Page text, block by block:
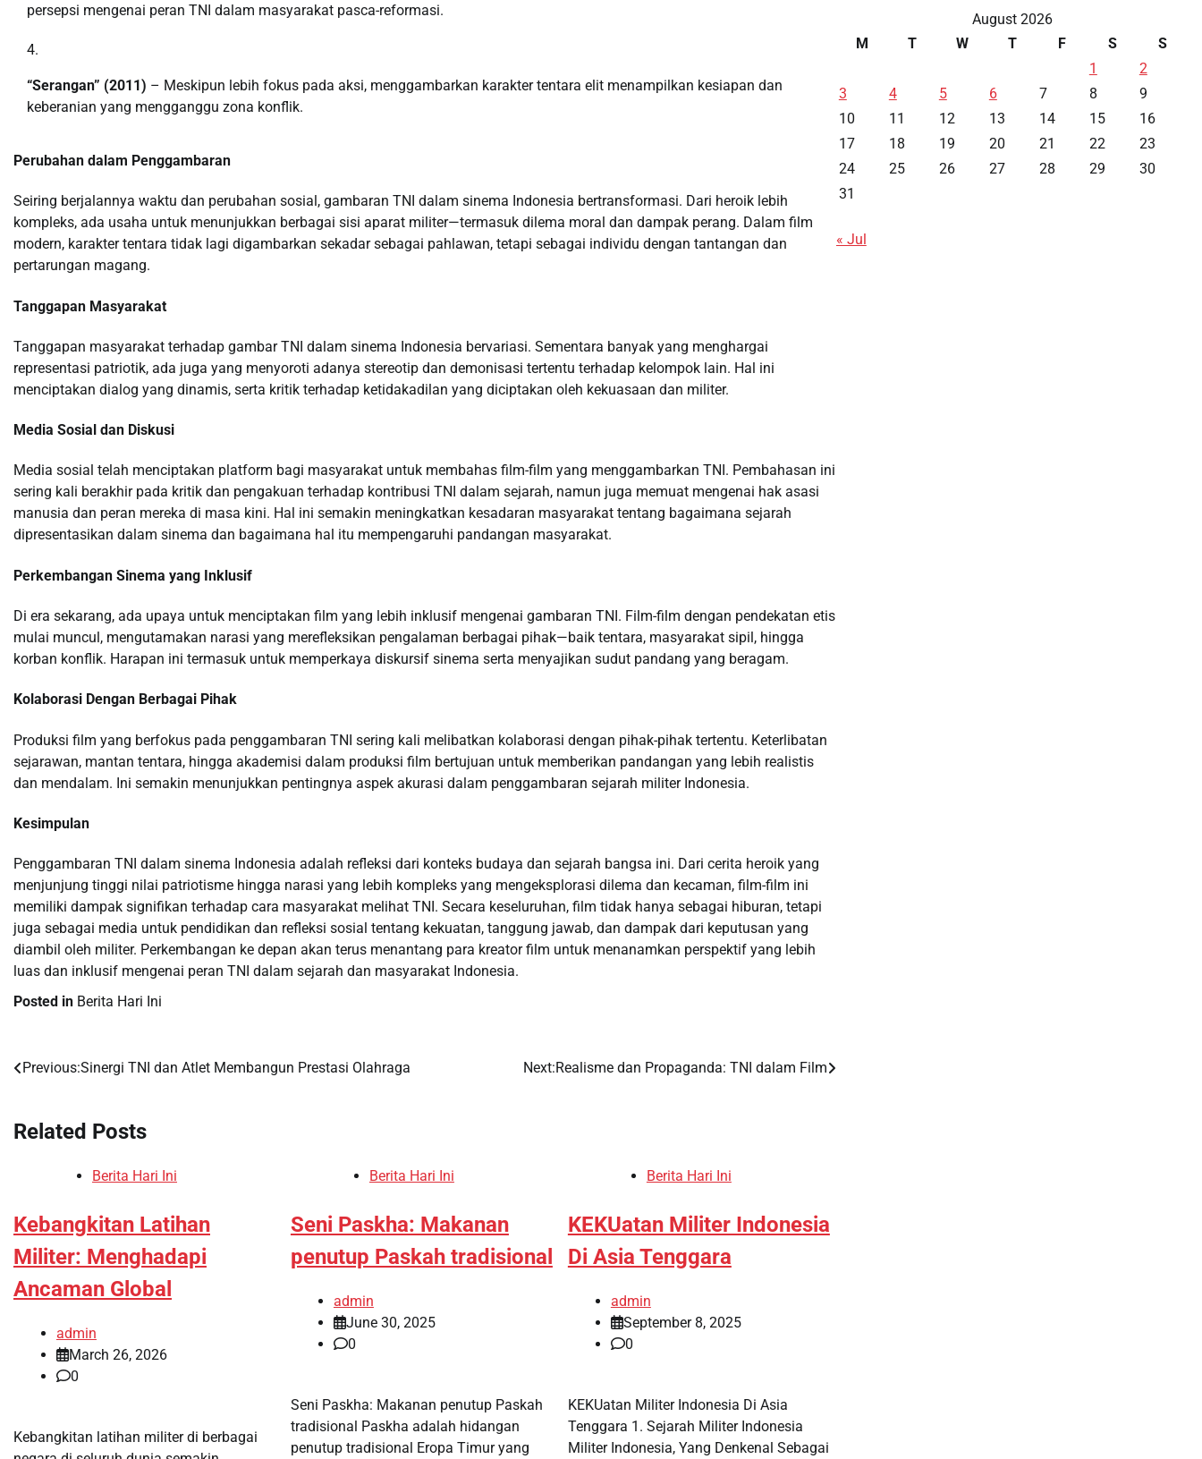
persepsi mengenai peran TNI dalam masyarakat pasca-reformasi.
“Serangan” (2011) – Meskipun lebih fokus pada aksi, menggambarkan karakter tentara elit menampilkan kesiapan dan
keberanian yang mengganggu zona konflik.
Perubahan dalam Penggambaran
Seiring berjalannya waktu dan perubahan sosial, gambaran TNI dalam sinema Indonesia bertransformasi. Dari heroik lebih
kompleks, ada usaha untuk menunjukkan berbagai sisi aparat militer—termasuk dilema moral dan dampak perang. Dalam film
modern, karakter tentara tidak lagi digambarkan sekadar sebagai pahlawan, tetapi sebagai individu dengan tantangan dan
pertarungan magang.
Tanggapan Masyarakat
Tanggapan masyarakat terhadap gambar TNI dalam sinema Indonesia bervariasi. Sementara banyak yang menghargai
representasi patriotik, ada juga yang menyoroti adanya stereotip dan demonisasi tertentu terhadap kelompok lain. Hal ini
menciptakan dialog yang dinamis, serta kritik terhadap ketidakadilan yang diciptakan oleh kekuasaan dan militer.
Media Sosial dan Diskusi
Media sosial telah menciptakan platform bagi masyarakat untuk membahas film-film yang menggambarkan TNI. Pembahasan ini
sering kali berakhir pada kritik dan pengakuan terhadap kontribusi TNI dalam sejarah, namun juga memuat mengenai hak asasi
manusia dan peran mereka di masa kini. Hal ini semakin meningkatkan kesadaran masyarakat tentang bagaimana sejarah
dipresentasikan dalam sinema dan bagaimana hal itu mempengaruhi pandangan masyarakat.
Perkembangan Sinema yang Inklusif
Di era sekarang, ada upaya untuk menciptakan film yang lebih inklusif mengenai gambaran TNI. Film-film dengan pendekatan etis
mulai muncul, mengutamakan narasi yang merefleksikan pengalaman berbagai pihak—baik tentara, masyarakat sipil, hingga
korban konflik. Harapan ini termasuk untuk memperkaya diskursif sinema serta menyajikan sudut pandang yang beragam.
Kolaborasi Dengan Berbagai Pihak
Produksi film yang berfokus pada penggambaran TNI sering kali melibatkan kolaborasi dengan pihak-pihak tertentu. Keterlibatan
sejarawan, mantan tentara, hingga akademisi dalam produksi film bertujuan untuk memberikan pandangan yang lebih realistis
dan mendalam. Ini semakin menunjukkan pentingnya aspek akurasi dalam penggambaran sejarah militer Indonesia.
Kesimpulan
Penggambaran TNI dalam sinema Indonesia adalah refleksi dari konteks budaya dan sejarah bangsa ini. Dari cerita heroik yang
menjunjung tinggi nilai patriotisme hingga narasi yang lebih kompleks yang mengeksplorasi dilema dan kecaman, film-film ini
memiliki dampak signifikan terhadap cara masyarakat melihat TNI. Secara keseluruhan, film tidak hanya sebagai hiburan, tetapi
juga sebagai media untuk pendidikan dan refleksi sosial tentang kekuatan, tanggung jawab, dan dampak dari keputusan yang
diambil oleh militer. Perkembangan ke depan akan terus menantang para kreator film untuk menanamkan perspektif yang lebih
luas dan inklusif mengenai peran TNI dalam sejarah dan masyarakat Indonesia.
Posted in Berita Hari Ini
Post
Previous:Sinergi TNI dan Atlet Membangun Prestasi Olahraga Next:Realisme dan Propaganda: TNI dalam Film
Related Posts
Berita Hari Ini
Kebangkitan Latihan
Militer: Menghadapi
Ancaman Global
admin
March 26, 2026
0
Kebangkitan latihan militer di berbagai
Berita Hari Ini
Seni Paskha: Makanan
penutup Paskah tradisional
admin
June 30, 2025
0
Seni Paskha: Makanan penutup Paskah
tradisional Paskha adalah hidangan
penutup tradisional Eropa Timur yang
Berita Hari Ini
KEKUatan Militer Indonesia
Di Asia Tenggara
admin
September 8, 2025
0
KEKUatan Militer Indonesia Di Asia
Tenggara 1. Sejarah Militer Indonesia
Militer Indonesia, Yang Denkenal Sebagai
August 2026
M
T W T F S
S
1
2
3
4 5 6 7 8
9
10
11 12 13 14 15
16
17
18 19 20 21 22
23
24
25 26 27 28 29
30
31
« Jul